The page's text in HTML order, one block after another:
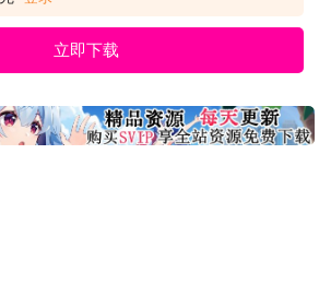
驭能力，在面对巨大无情的机器首
立即下载